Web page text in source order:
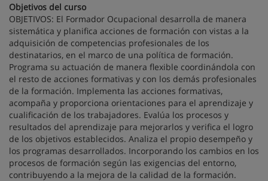
Objetivos del curso
OBJETIVOS: El Formador Ocupacional desarrolla de manera
sistemática y planifica acciones de formación con vistas a la
adquisición de competencias profesionales de los
destinatarios, en el marco de una política de formación.
Programa su actuación de manera flexible coordinándola con
el resto de acciones formativas y con los demás profesionales
de la formación. Implementa las acciones formativas,
acompaña y proporciona orientaciones para el aprendizaje y
cualificación de los trabajadores. Evalúa los procesos y
resultados del aprendizaje para mejorarlos y verifica el logro
de los objetivos establecidos. Analiza el propio desempeño y
los programas desarrollados. Incorporando los cambios en los
procesos de formación según las exigencias del entorno,
contribuyendo a la mejora de la calidad de la formación.